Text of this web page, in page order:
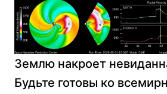
Землю накроет
Будьте готовы ко